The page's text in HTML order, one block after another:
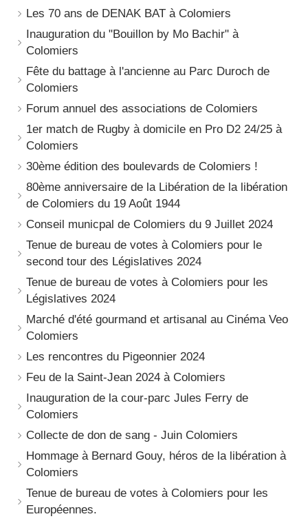
Les 70 ans de DENAK BAT à Colomiers
Inauguration du "Bouillon by Mo Bachir" à
Colomiers
Fête du battage à l'ancienne au Parc Duroch de
Colomiers
Forum annuel des associations de Colomiers
1er match de Rugby à domicile en Pro D2 24/25 à
Colomiers
30ème édition des boulevards de Colomiers !
80ème anniversaire de la Libération de la libération
de Colomiers du 19 Août 1944
Conseil municpal de Colomiers du 9 Juillet 2024
Tenue de bureau de votes à Colomiers pour le
second tour des Législatives 2024
Tenue de bureau de votes à Colomiers pour les
Législatives 2024
Marché d'été gourmand et artisanal au Cinéma Veo
Colomiers
Les rencontres du Pigeonnier 2024
Feu de la Saint-Jean 2024 à Colomiers
Inauguration de la cour-parc Jules Ferry de
Colomiers
Collecte de don de sang - Juin Colomiers
Hommage à Bernard Gouy, héros de la libération à
Colomiers
Tenue de bureau de votes à Colomiers pour les
Européennes.